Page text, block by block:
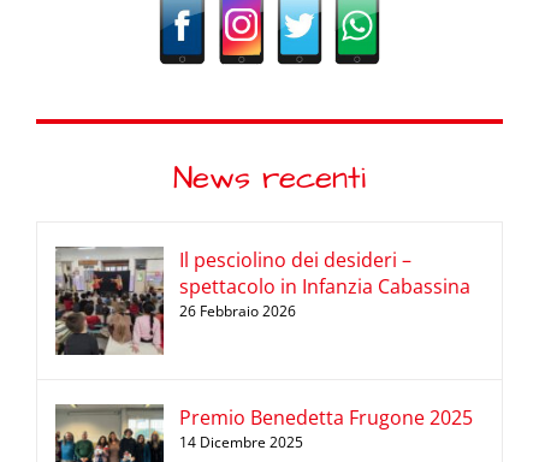
News recenti
Il pesciolino dei desideri –
spettacolo in Infanzia Cabassina
26 Febbraio 2026
Premio Benedetta Frugone 2025
14 Dicembre 2025